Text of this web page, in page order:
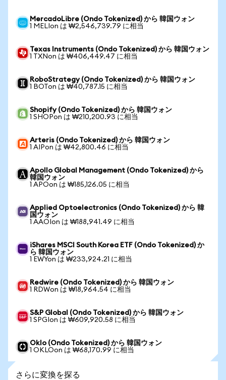
MercadoLibre (Ondo Tokenized) から 韓国ウォン
1 MELIon は ₩2,546,739.79 に相当
Texas Instruments (Ondo Tokenized) から 韓国ウォン
1 TXNon は ₩406,449.47 に相当
RoboStrategy (Ondo Tokenized) から 韓国ウォン
1 BOTon は ₩40,787.15 に相当
Shopify (Ondo Tokenized) から 韓国ウォン
1 SHOPon は ₩210,200.93 に相当
Arteris (Ondo Tokenized) から 韓国ウォン
1 AIPon は ₩42,800.46 に相当
Apollo Global Management (Ondo Tokenized) から
韓国ウォン
1 APOon は ₩185,126.05 に相当
Applied Optoelectronics (Ondo Tokenized) から 韓
国ウォン
1 AAOIon は ₩188,941.49 に相当
iShares MSCI South Korea ETF (Ondo Tokenized) か
ら 韓国ウォン
1 EWYon は ₩233,924.21 に相当
Redwire (Ondo Tokenized) から 韓国ウォン
1 RDWon は ₩18,964.54 に相当
S&P Global (Ondo Tokenized) から 韓国ウォン
1 SPGIon は ₩609,920.58 に相当
Oklo (Ondo Tokenized) から 韓国ウォン
1 OKLOon は ₩68,170.99 に相当
さらに変換を探る